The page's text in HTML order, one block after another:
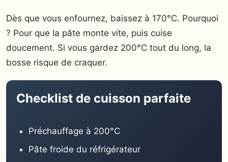
Dès que vous enfournez, baissez à 170°C. Pourquoi
? Pour que la pâte monte vite, puis cuise
doucement. Si vous gardez 200°C tout du long, la
bosse risque de craquer.
Checklist de cuisson parfaite
Préchauffage à 200°C
Pâte froide du réfrigérateur